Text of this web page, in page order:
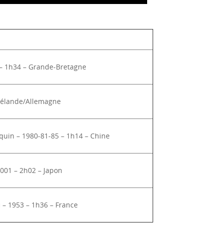
1h34 – Grande-Bretagne
Allemagne
– 1980-81-85 – 1h14 – Chine
– 2h02 – Japon
1953 – 1h36 – France